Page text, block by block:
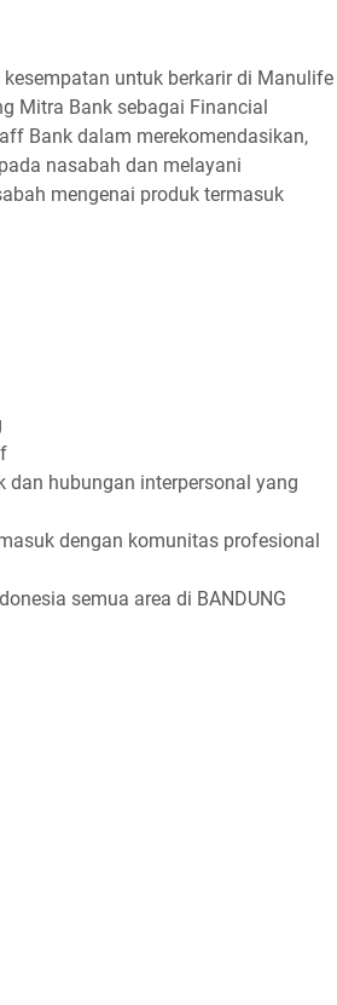
untuk berkarir di Manulife
Mitra Bank sebagai Financial
Bank dalam merekomendasikan,
nasabah dan melayani
mengenai produk termasuk
hubungan interpersonal yang
dengan komunitas profesional
semua area di BANDUNG